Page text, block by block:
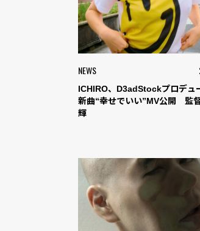
NEWS
ICHIRO、D3adStockプロデュ
新曲“幸せでいい”MV公開 監
輝